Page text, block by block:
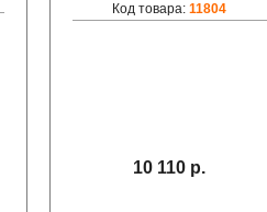
Код товара:11804
10 110 р.